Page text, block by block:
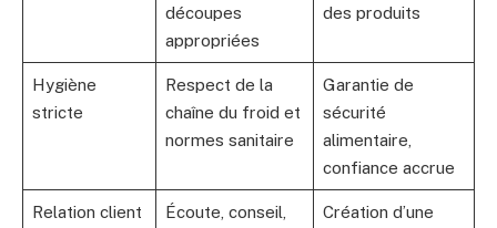
découpes
appropriées
des produits
Hygiène
stricte
Respect de la
chaîne du froid et
normes sanitaire
Garantie de
sécurité
alimentaire,
confiance accrue
Relation client
Écoute, conseil,
Création d’une